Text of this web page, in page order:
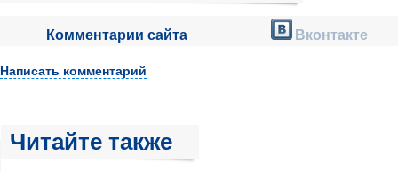
Комментарии сайта Вконтакте
Написать комментарий
Читайте также